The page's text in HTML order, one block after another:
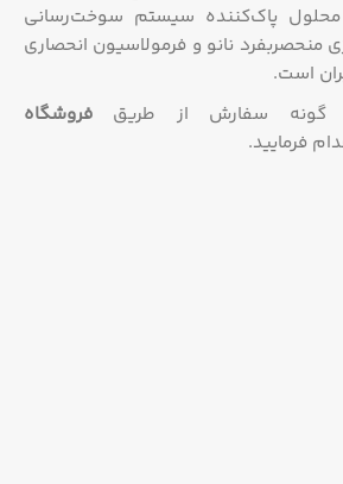
پاک‌کننده سیستم سوخت‌رسانی
منحصربفرد نانو و فرمولاسیون انحصاری
است.
گونه سفارش از طریق فروشگاه
فرمایید.